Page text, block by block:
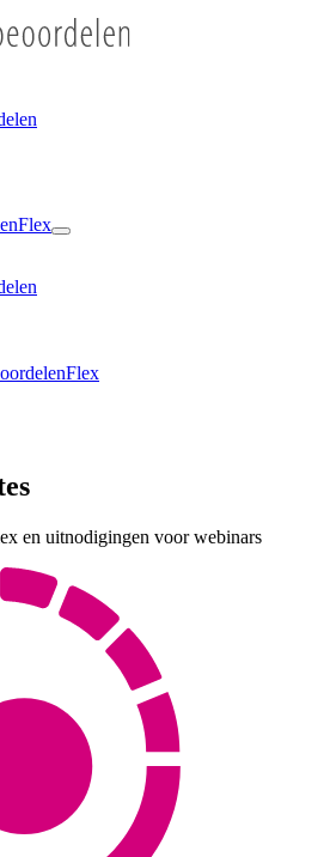
en uitnodigingen voor webinars